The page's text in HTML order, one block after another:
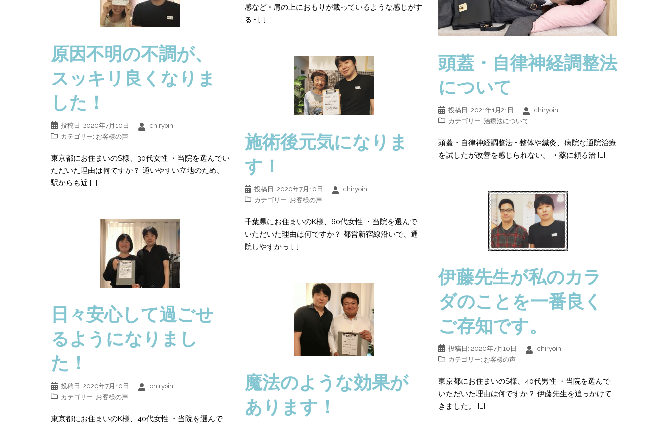
感など • 肩の上におもりが載っているような感じがす
る • […]
頭蓋・自律神経調整法
について
投稿日: 2021年1月21日
chiryoin
カテゴリー: 治療法について
頭蓋・自律神経調整法 • 整体や鍼灸、病院な通院治療
を試したが改善を感じられない。 • 薬に頼る治 […]
原因不明の不調が、
スッキリ良くなりま
した！
投稿日: 2020年7月10日
chiryoin
カテゴリー: お客様の声
東京都にお住まいのS様、30代女性 ・当院を選んでい
ただいた理由は何ですか？ 通いやすい立地のため。
駅からも近 […]
施術後元気になりま
す！
投稿日: 2020年7月10日
chiryoin
カテゴリー: お客様の声
千葉県にお住まいのK様、60代女性 ・当院を選んで
いただいた理由は何ですか？ 都営新宿線沿いで、通
院しやすかっ […]
伊藤先生が私のカラ
ダのことを一番良く
ご存知です。
投稿日: 2020年7月10日
chiryoin
カテゴリー: お客様の声
東京都にお住まいのS様、40代男性 ・当院を選んで
いただいた理由は何ですか？ 伊藤先生を追っかけて
きました。 […]
日々安心して過ごせ
るようになりまし
た！
投稿日: 2020年7月10日
chiryoin
カテゴリー: お客様の声
東京都にお住まいのK様、40代女性 ・当院を選んで
魔法のような効果が
あります！